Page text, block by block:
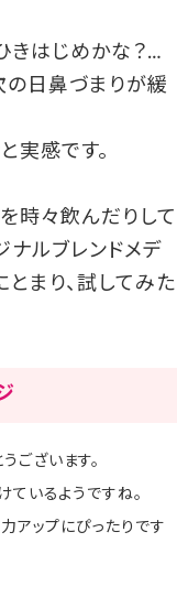
きはじめかな？…
の日鼻づまりが緩
実感です。
時々飲んだりして
ナルブレンドメデ
まり、試してみた
ございます。
いるようですね。
アップにぴったりです